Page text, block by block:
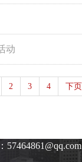
动
2 3 4 下页
57464861@qq.com